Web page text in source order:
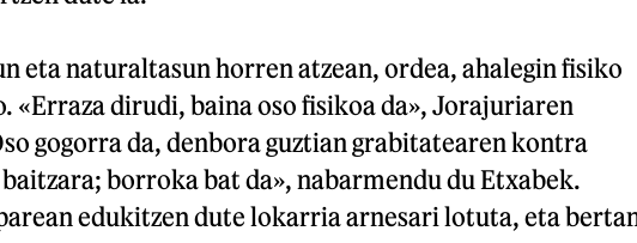
eta naturaltasun horren atzean, ordea, ahalegin fisiko
«Erraza dirudi, baina oso fisikoa da», Jorajuriaren
gogorra da, denbora guztian grabitatearen kontra
borroka bat da», nabarmendu du Etxabek.
edukitzen dute lokarria arnesari lotuta, eta